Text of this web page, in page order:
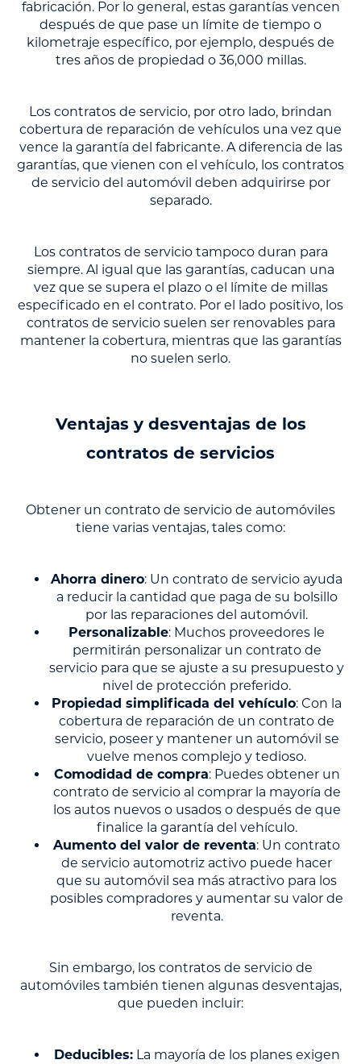
fabricación. Por lo general, estas garantías vencen
después de que pase un límite de tiempo o
kilometraje específico, por ejemplo, después de
tres años de propiedad o 36,000 millas.
Los contratos de servicio, por otro lado, brindan
cobertura de reparación de vehículos una vez que
vence la garantía del fabricante. A diferencia de las
garantías, que vienen con el vehículo, los contratos
de servicio del automóvil deben adquirirse por
separado.
Los contratos de servicio tampoco duran para
siempre. Al igual que las garantías, caducan una
vez que se supera el plazo o el límite de millas
especificado en el contrato. Por el lado positivo, los
contratos de servicio suelen ser renovables para
mantener la cobertura, mientras que las garantías
no suelen serlo.
Ventajas y desventajas de los
contratos de servicios
Obtener un contrato de servicio de automóviles
tiene varias ventajas, tales como:
Ahorra dinero: Un contrato de servicio ayuda
a reducir la cantidad que paga de su bolsillo
por las reparaciones del automóvil.
Personalizable: Muchos proveedores le
permitirán personalizar un contrato de
servicio para que se ajuste a su presupuesto y
nivel de protección preferido.
Propiedad simplificada del vehículo: Con la
cobertura de reparación de un contrato de
servicio, poseer y mantener un automóvil se
vuelve menos complejo y tedioso.
Comodidad de compra: Puedes obtener un
contrato de servicio al comprar la mayoría de
los autos nuevos o usados o después de que
finalice la garantía del vehículo.
Aumento del valor de reventa: Un contrato
de servicio automotriz activo puede hacer
que su automóvil sea más atractivo para los
posibles compradores y aumentar su valor de
reventa.
Sin embargo, los contratos de servicio de
automóviles también tienen algunas desventajas,
que pueden incluir:
Deducibles:La mayoría de los planes exigen